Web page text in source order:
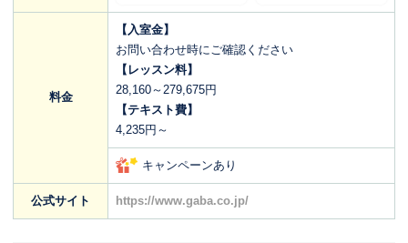
料金
【入室金】
お問い合わせ時にご確認ください
【レッスン料】
28,160～279,675円
【テキスト費】
4,235円～
キャンペーンあり
公式サイト https://www.gaba.co.jp/